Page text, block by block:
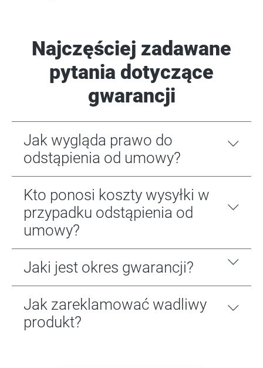
Najczęściej zadawane
pytania dotyczące
gwarancji
Jak wygląda prawo do
odstąpienia od umowy?
Kto ponosi koszty wysyłki w
przypadku odstąpienia od
umowy?
Jaki jest okres gwarancji?
Jak zareklamować wadliwy
produkt?